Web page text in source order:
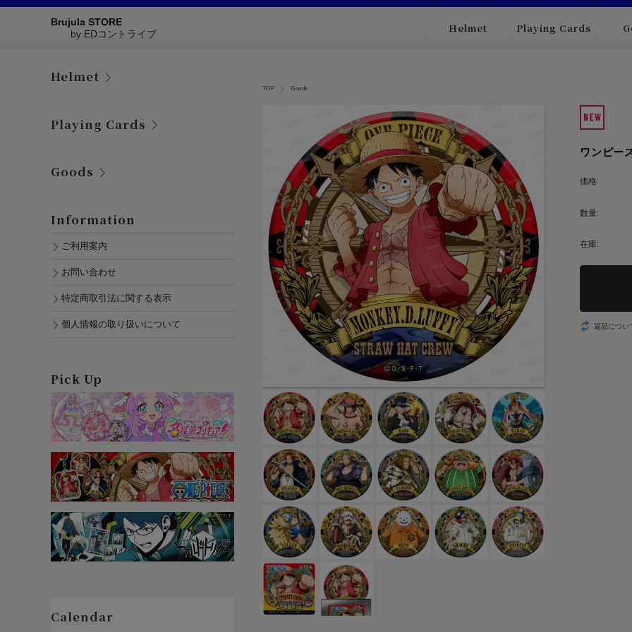
Brujula STORE
by EDコントライブ
Helmet Playing Cards
TOP Goods
ワンピー
価格:
数量:
在庫:
返品につい
Helmet
Playing Cards
Goods
Information
ご利用案内
お問い合わせ
特定商取引法に関する表示
個人情報の取り扱いについて
Pick Up